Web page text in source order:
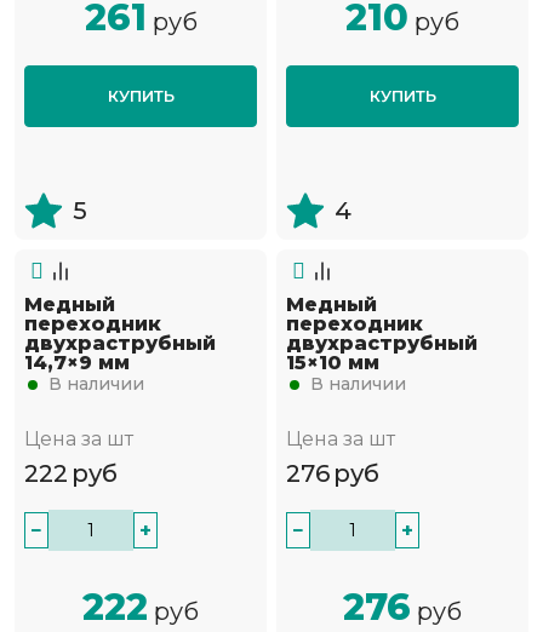
261 руб
КУПИТЬ
5
210 руб
КУПИТЬ
4
Медный
переходник
двухраструбный
14,7×9 мм
В наличии
Цена за шт
222 руб
− +
222 руб
Медный
переходник
двухраструбный
15×10 мм
В наличии
Цена за шт
276 руб
− +
276 руб